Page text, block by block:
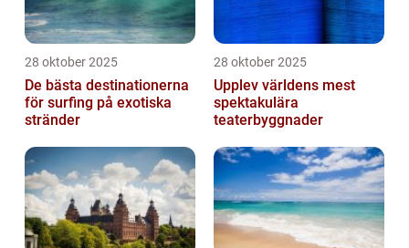
28 oktober 2025
De bästa destinationerna
för surfing på exotiska
stränder
28 oktober 2025
Upplev världens mest
spektakulära
teaterbyggnader